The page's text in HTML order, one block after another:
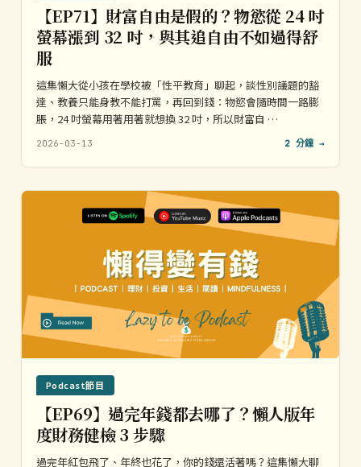
【EP71】財富自由是假的？物慾從 24 吋
螢幕漲到 32 吋，與其追自由不如過得舒
服
這集懶大從小孩在學校被「性平教育」聊起，談性別議題的豁
達、教養只能身教不能打罵，再回到錢：物慾會隨時間一路膨
脹，24 吋螢幕用著用著就想換 32 吋，所以財富自 …
2026-03-13 2 分鐘 →
Podcast節目
【EP69】過完年錢都去哪了？懶人版年
度財務健檢 3 步驟
過完年紅包飛了、年終也花了，你的錢還活著嗎？這集懶大聊